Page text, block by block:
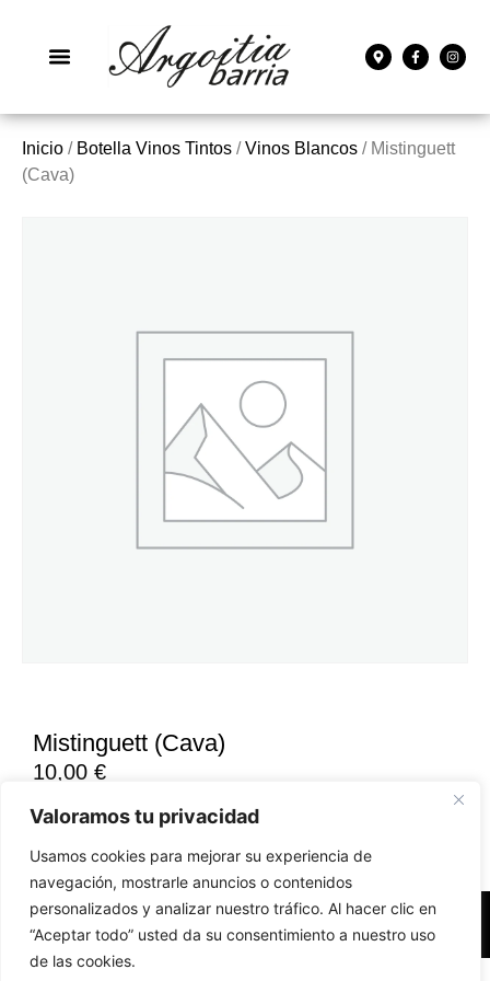
Valoramos tu privacidad
Usamos cookies para mejorar su experiencia de
navegación, mostrarle anuncios o contenidos
personalizados y analizar nuestro tráfico. Al hacer clic en
“Aceptar todo” usted da su consentimiento a nuestro uso
de las cookies.
Inicio / Botella Vinos Tintos /Vinos Blancos / Mistinguett
(Cava)
Mistinguett (Cava)
10,00 €
Accesibilidad Aviso Legal Políticas de Cookies